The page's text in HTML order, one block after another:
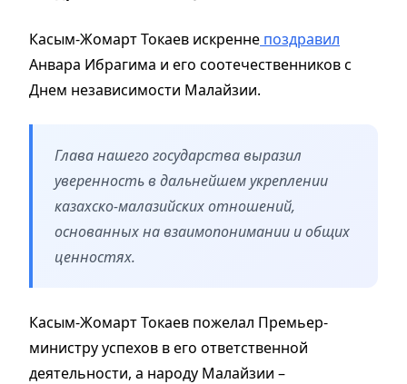
Касым-Жомарт Токаев искренне поздравил
Анвара Ибрагима и его соотечественников с
Днем независимости Малайзии.
Глава нашего государства выразил
уверенность в дальнейшем укреплении
казахско-малазийских отношений,
основанных на взаимопонимании и общих
ценностях.
Касым-Жомарт Токаев пожелал Премьер-
министру успехов в его ответственной
деятельности, а народу Малайзии –